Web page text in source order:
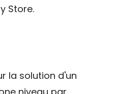
Store.
la solution d'un